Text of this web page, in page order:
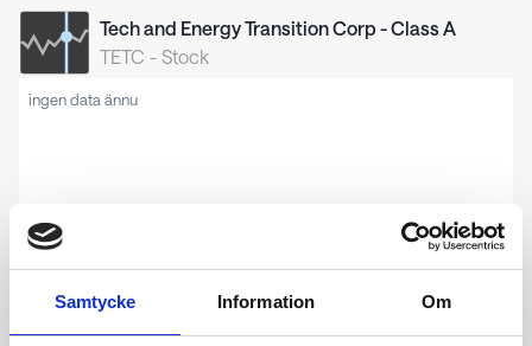
Samtycke Information Om
Tech and Energy Transition Corp - Class A
TETC - Stock
ingen data ännu